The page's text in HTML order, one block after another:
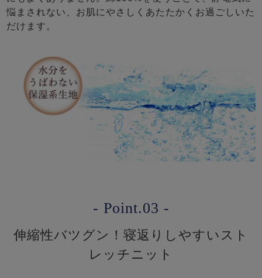
悩まされない、お肌にやさしくあたたかくお過ごしいた
だけます。
- Point.03 -
伸縮性バツグン！寝返りしやすいスト
レッチニット